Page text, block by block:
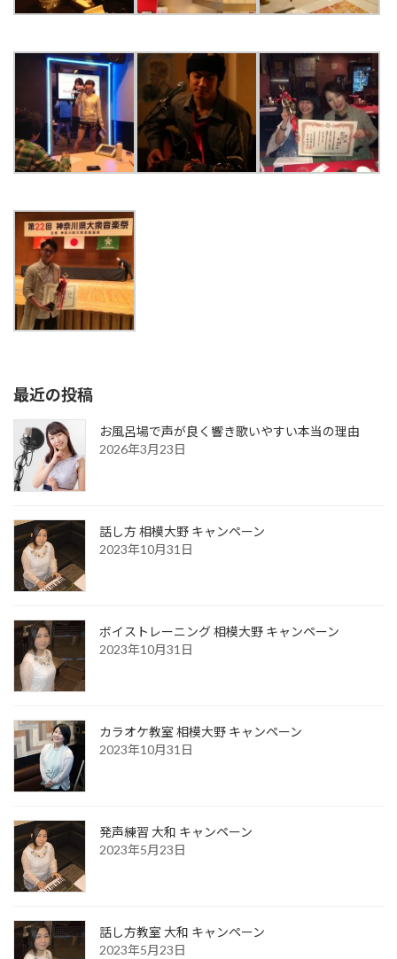
最近の投稿
お風呂場で声が良く響き歌いやすい本当の理由
2026年3月23日
話し方 相模大野 キャンペーン
2023年10月31日
ボイストレーニング 相模大野 キャンペーン
2023年10月31日
カラオケ教室 相模大野 キャンペーン
2023年10月31日
発声練習 大和 キャンペーン
2023年5月23日
話し方教室 大和 キャンペーン
2023年5月23日